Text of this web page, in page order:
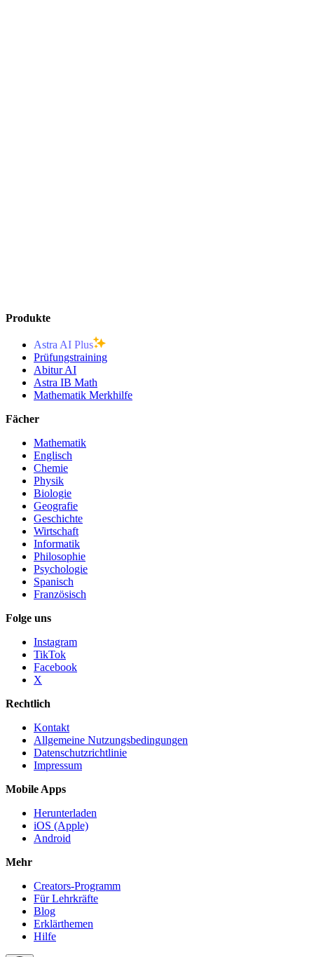
Produkte
Astra AI Plus
Prüfungstraining
Abitur AI
Astra IB Math
Mathematik Merkhilfe
Fächer
Mathematik
Englisch
Chemie
Physik
Biologie
Geografie
Geschichte
Wirtschaft
Informatik
Philosophie
Psychologie
Spanisch
Französisch
Folge uns
Instagram
TikTok
Facebook
X
Rechtlich
Kontakt
Allgemeine Nutzungsbedingungen
Datenschutzrichtlinie
Impressum
Mobile Apps
Herunterladen
iOS (Apple)
Android
Mehr
Creators-Programm
Für Lehrkräfte
Blog
Erklärthemen
Hilfe